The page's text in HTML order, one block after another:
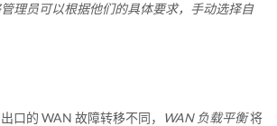
理员可以根据他们的具体要求，手动选择自
口的 WAN 故障转移不同， WAN 负载平衡将